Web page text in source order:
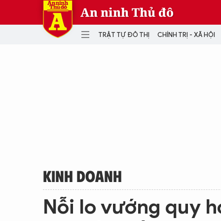
An ninh Thủ đô
TRẬT TỰ ĐÔ THỊ CHÍNH TRỊ - XÃ HỘI
KINH DOANH
Nỗi lo vướng quy